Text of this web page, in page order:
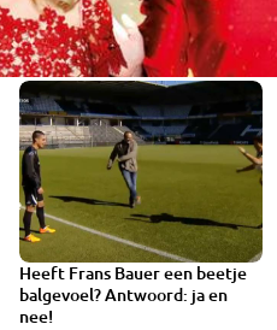
Heeft Frans Bauer een beetje
balgevoel? Antwoord: ja en
nee!